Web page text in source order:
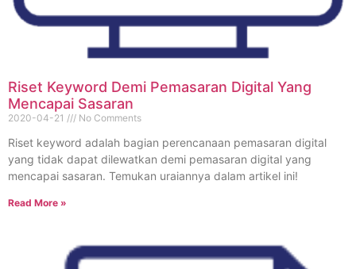
Riset Keyword Demi Pemasaran Digital Yang
Mencapai Sasaran
2020-04-21 No Comments
Riset keyword adalah bagian perencanaan pemasaran digital
yang tidak dapat dilewatkan demi pemasaran digital yang
mencapai sasaran. Temukan uraiannya dalam artikel ini!
Read More »